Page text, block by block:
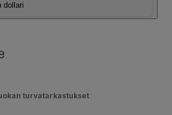
dollari
turvatarkastukset